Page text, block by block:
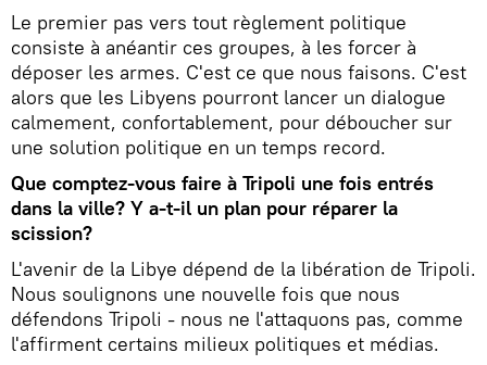
Le premier pas vers tout règlement politique
consiste à anéantir ces groupes, à les forcer à
déposer les armes. C'est ce que nous faisons. C'est
alors que les Libyens pourront lancer un dialogue
calmement, confortablement, pour déboucher sur
une solution politique en un temps record.
Que comptez-vous faire à Tripoli une fois entrés
dans la ville? Y a-t-il un plan pour réparer la
scission?
L'avenir de la Libye dépend de la libération de Tripoli.
Nous soulignons une nouvelle fois que nous
défendons Tripoli - nous ne l'attaquons pas, comme
l'affirment certains milieux politiques et médias.